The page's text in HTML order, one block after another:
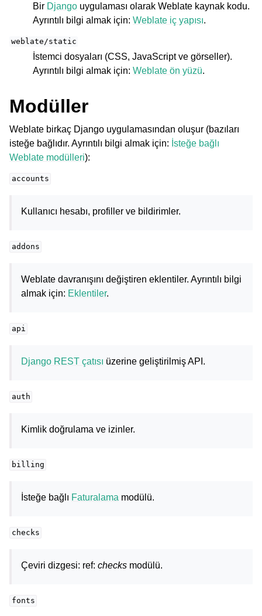
navigation of Desteklenen dosya biçimleri
navigation of Yapılandırma yönergesi
Bir Django uygulaması olarak Weblate kaynak kodu.
Ayrıntılı bilgi almak için: Weblate iç yapısı.
weblate/static
İstemci dosyaları (CSS, JavaScript ve görseller).
Ayrıntılı bilgi almak için: Weblate ön yüzü.
Modüller
Weblate birkaç Django uygulamasından oluşur (bazıları
isteğe bağlıdır. Ayrıntılı bilgi almak için: İsteğe bağlı
Weblate modülleri):
accounts
Kullanıcı hesabı, profiller ve bildirimler.
addons
Weblate davranışını değiştiren eklentiler. Ayrıntılı bilgi
almak için: Eklentiler.
api
Django REST çatısı üzerine geliştirilmiş API.
auth
Kimlik doğrulama ve izinler.
billing
İsteğe bağlı Faturalama modülü.
checks
Çeviri dizgesi: ref: checks modülü.
fonts